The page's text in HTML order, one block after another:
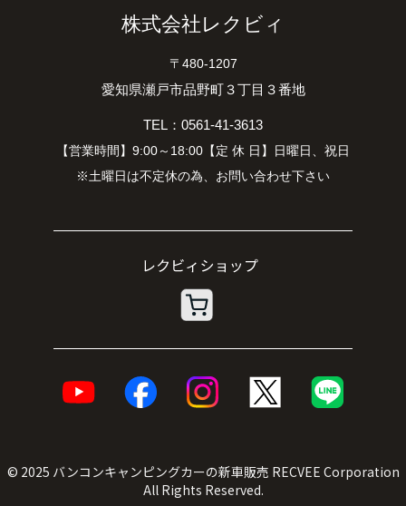
株式会社レクビィ
〒480-1207
愛知県瀬戸市品野町３丁目３番地
TEL：0561-41-3613
【営業時間】9:00～18:00【定 休 日】日曜日、祝日
※土曜日は不定休の為、お問い合わせ下さい
© 2025 バンコンキャンピングカーの新車販売 RECVEE Corporation
All Rights Reserved.